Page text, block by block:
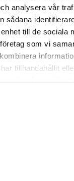
analysera vår
sådana
till de sociala
som vi
tillhandahållit
för de offentliga